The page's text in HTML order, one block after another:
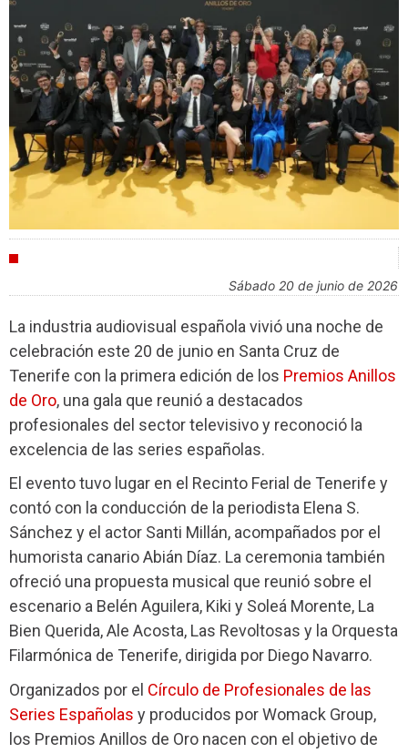
sábado 20 de junio de 2026
La industria audiovisual española vivió una noche de
celebración este 20 de junio en Santa Cruz de
Tenerife con la primera edición de los Premios Anillos
de Oro, una gala que reunió a destacados
profesionales del sector televisivo y reconoció la
excelencia de las series españolas.
El evento tuvo lugar en el Recinto Ferial de Tenerife y
contó con la conducción de la periodista Elena S.
Sánchez y el actor Santi Millán, acompañados por el
humorista canario Abián Díaz. La ceremonia también
ofreció una propuesta musical que reunió sobre el
escenario a Belén Aguilera, Kiki y Soleá Morente, La
Bien Querida, Ale Acosta, Las Revoltosas y la Orquesta
Filarmónica de Tenerife, dirigida por Diego Navarro.
Organizados por el Círculo de Profesionales de las
Series Españolas y producidos por Womack Group,
los Premios Anillos de Oro nacen con el objetivo de